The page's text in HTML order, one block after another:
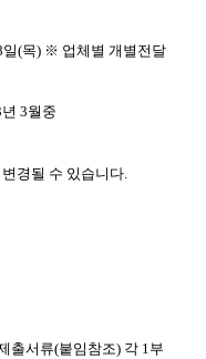
일(목) ※ 업체별 개별전달
3월중
경될 수 있습니다.
출서류(붙임참조) 각 1부